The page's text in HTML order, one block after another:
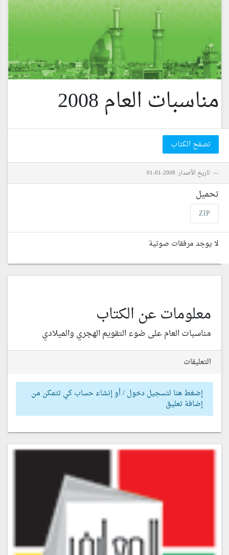
مناسبات العام 2008
تصفح الكتاب
تاريخ الأصدار: 2008-01-01
تحميل
ZIP
لا يوجد مرفقات صوتية
معلومات عن الكتاب
مناسبات العام على ضوء التقويم الهجري والميلادي
التعليقات
إضغط هنا لتسجيل دخول / أو إنشاء حساب كي تتمكن من
إضافة تعليق